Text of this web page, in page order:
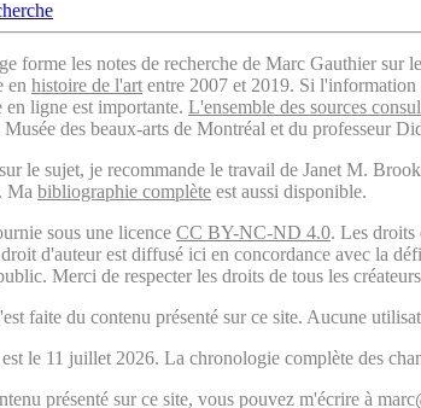
forme les notes de recherche de Marc Gauthier sur
en histoire de l'art entre 2007 et 2019. Si l'information
en ligne est importante. L'ensemble des sources
des beaux-arts de Montréal et du professeur
le sujet, je recommande le travail de Janet M.
. Ma bibliographie complète est aussi disponible.
sous une licence CC BY-NC-ND 4.0. Les
d'auteur est diffusé ici en concordance avec la
Merci de respecter les droits de tous les
faite du contenu présenté sur ce site. Aucune
le 11 juillet 2026. La chronologie complète des
présenté sur ce site, vous pouvez m'écrire à